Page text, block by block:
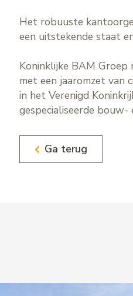
Het robuuste
een uitstekende staat
Koninklijke BAM Groep
met een jaaromzet van
in het Verenigd
gespecialiseerde
Ga terug